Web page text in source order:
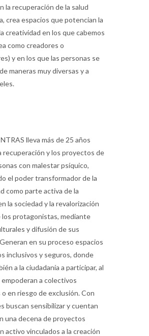
la recuperación de la salud
crea espacios que potencian la
creatividad en los que cabemos
como creadores o
y en los que las personas se
maneras muy diversas y a
lleva más de 25 años
recuperación y los proyectos de
con malestar psíquico,
el poder transformador de la
como parte activa de la
la sociedad y la revalorización
los protagonistas, mediante
y difusión de sus
en su proceso espacios
inclusivos y seguros, donde
a la ciudadanía a participar, al
a colectivos
en riesgo de exclusión. Con
buscan sensibilizar y cuentan
una decena de proyectos
activo vinculados a la creación